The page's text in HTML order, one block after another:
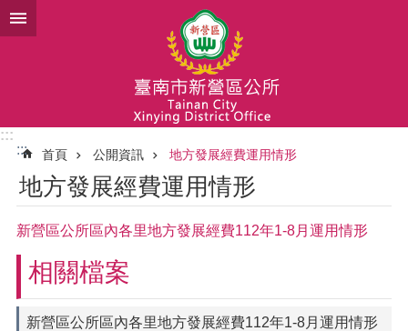
跳到主要內容區塊
:::
:::
首頁 公開資訊 地方發展經費運用情形
地方發展經費運用情形
新營區公所區內各里地方發展經費112年1-8月運用情形
相關檔案
新營區公所區內各里地方發展經費112年1-8月運用情形